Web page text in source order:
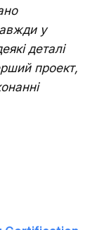
у
деталі
проект,